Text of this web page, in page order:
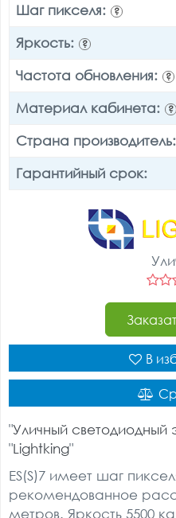
Шаг пикселя: ?
Яркость:
?
Частота обновления:
?
Материал кабинета:
?
Страна производитель:
Гарантийный срок:
В
"Уличный светодиодный
"Lightking"
ES(S)7 имеет шаг
рекомендованное
метров. Яркость 5500